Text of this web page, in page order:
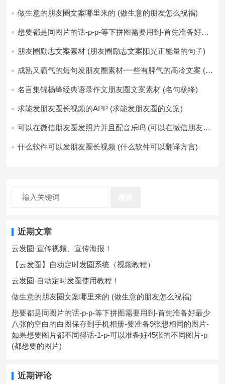
做生意的朋友圈文案哪里来的 (做生意的朋友怎么祝福)
想要都是同图片的话-p-p-等下拼图需要用到-首先准备好最
片-如果想要图片都不同得话-1-p-可以准备好45张的不同图
朋友圈励志文案素材 (朋友圈励志文案阳光正能量的句子)
成熟又霸气的短句发朋友圈素材-一些有脾气的高冷文案 (成
名言集锦杨绛经典语录作文朋友圈文案素材 (名句杨绛)
求能发朋友圈长视频的APP (求能发朋友圈的文案)
可以在微信朋友圈发照片并且配音乐吗 (可以在微信朋友圈
什么软件可以发朋友圈长视频 (什么软件可以翻译方言)
近期文章
云发圈-宣传视频、宣传海报！
【云发圈】自动定时发圈系统（视频教程）
云发圈-自动定时发圈使用教程！
做生意的朋友圈文案哪里来的 (做生意的朋友怎么祝福)
想要都是同图片的话-p-p-等下拼图需要用到-首先准备好最少
八张的空白的白图保存到手机相册-要准备9张想相同的图片-
如果想要图片都不同得话-1-p-可以准备好45张的不同图片-p
(都想要的图片)
近期评论